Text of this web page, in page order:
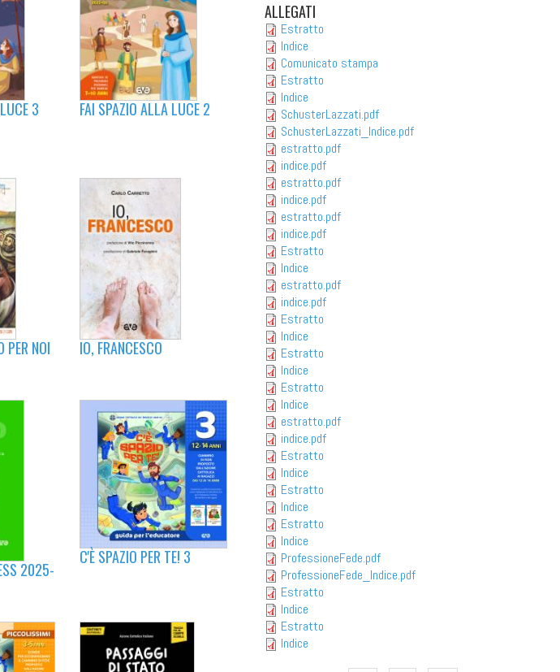
3 FAI SPAZIO ALLA LUCE 2
PER NOI
IO, FRANCESCO
2025-
C'È SPAZIO PER TE! 3
ALLEGATI
Estratto
Indice
Comunicato stampa
Estratto
Indice
SchusterLazzati.pdf
SchusterLazzati_Indice.pdf
estratto.pdf
indice.pdf
estratto.pdf
indice.pdf
estratto.pdf
indice.pdf
Estratto
Indice
estratto.pdf
indice.pdf
Estratto
Indice
Estratto
Indice
Estratto
Indice
estratto.pdf
indice.pdf
Estratto
Indice
Estratto
Indice
Estratto
Indice
ProfessioneFede.pdf
ProfessioneFede_Indice.pdf
Estratto
Indice
Estratto
Indice